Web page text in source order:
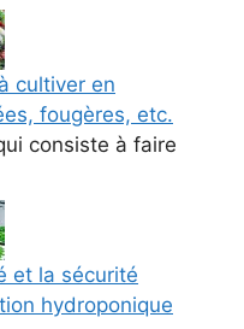
cultiver en
fougères, etc.
consiste à faire
et la sécurité
hydroponique